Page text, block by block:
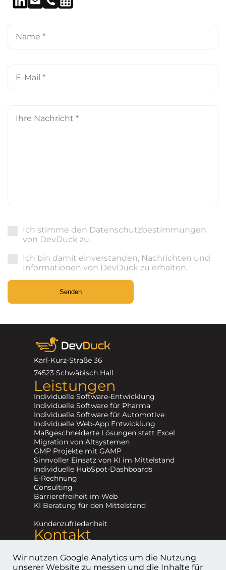
Mail
Nachricht
Ich stimme den Datenschutzbestimmungen
von DevDuck zu.
Ich bin damit einverstanden, Nachrichten und
Informationen von DevDuck zu erhalten.
Senden
Wir nutzen Google Analytics um die Nutzung
unserer Website zu messen und die Inhalte für
Karl-Kurz-Straße 36
74523 Schwäbisch Hall
Leistungen
Individuelle Software-Entwicklung
Individuelle Software für Pharma
Individuelle Software für Automotive
Individuelle Web-App Entwicklung
Maßgeschneiderte Lösungen statt Excel
Migration von Altsystemen
GMP Projekte mit GAMP
Sinnvoller Einsatz von KI im Mittelstand
Individuelle HubSpot-Dashboards
E-Rechnung
Consulting
Barrierefreiheit im Web
KI Beratung für den Mittelstand
Kundenzufriedenheit
Kontakt
info@devduck.de
Kontaktformular